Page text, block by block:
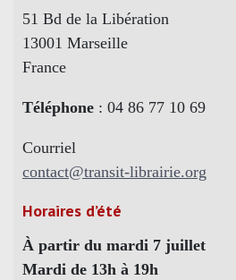
51 Bd de la Libération
13001 Marseille
France
Téléphone : 04 86 77 10 69
Courriel
contact@transit-librairie.org
Horaires d’été
À partir du mardi 7 juillet
Mardi de 13h à 19h